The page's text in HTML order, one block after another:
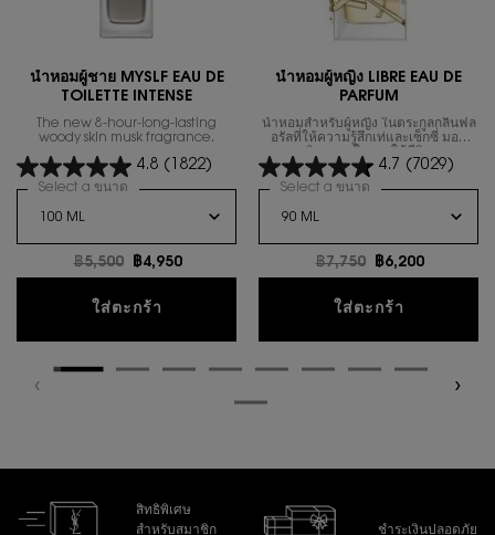
น้ำหอมผู้ชาย MYSLF EAU DE
TOILETTE INTENSE
The new 8-hour-long-lasting
woody skin musk fragrance.
4.8 (1822)
Select a ขนาด for น้ำหอมผู้ชาย MYSLF EAU DE TOILETTE INTENSE
ราคาเก่า
฿5,500 ราคาใหม่
฿4,950
ใส่ตะกร้า น้ำหอมผู้ชาย MYSLF EAU DE TOILETTE
นํ้าหอมผู้หญิง LIBRE EAU DE
PARFUM
น้ำหอมสำหรับผู้หญิง ในตระกูลกลิ่นฟล
อรัลที่ให้ความรู้สึกเท่และเซ็กซี่ มอบ
4.7 (7029)
Select a ขนาด for นํ้าหอมผู้หญิง
ราคาเก่า
฿7,750 ราคาใหม่
฿6,200
ใส่ตะกร้า
สิทธิพิเศษ
สำหรับสมาชิก
ชำระเงินปลอดภัย